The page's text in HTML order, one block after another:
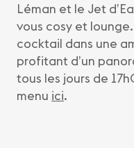
Léman et le Jet
vous cosy et
cocktail dans une
profitant d’un
tous les jours de
menu ici.